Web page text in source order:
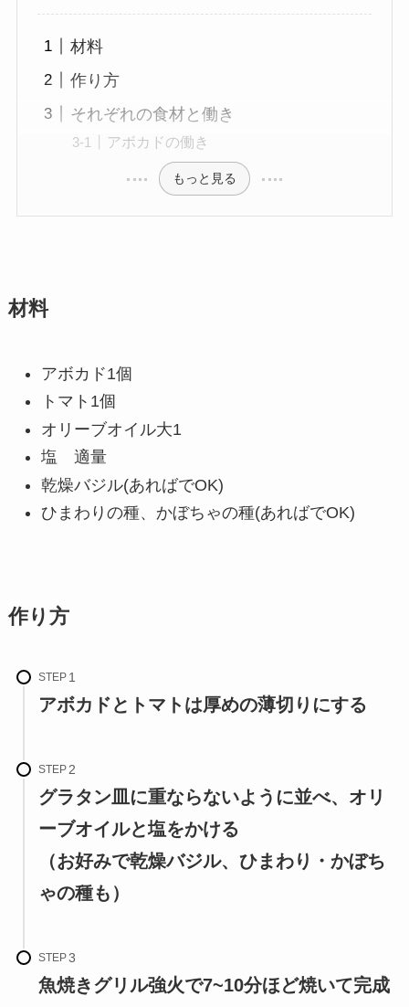
材料
作り方
それぞれの食材と働き
アボカドの働き
もっと見る
材料
アボカド1個
トマト1個
オリーブオイル大1
塩 適量
乾燥バジル(あればでOK)
ひまわりの種、かぼちゃの種(あればでOK)
作り方
STEP
アボカドとトマトは厚めの薄切りにする
STEP
グラタン皿に重ならないように並べ、オリ
ーブオイルと塩をかける
（お好みで乾燥バジル、ひまわり・かぼち
ゃの種も）
STEP
魚焼きグリル強火で7~10分ほど焼いて完成